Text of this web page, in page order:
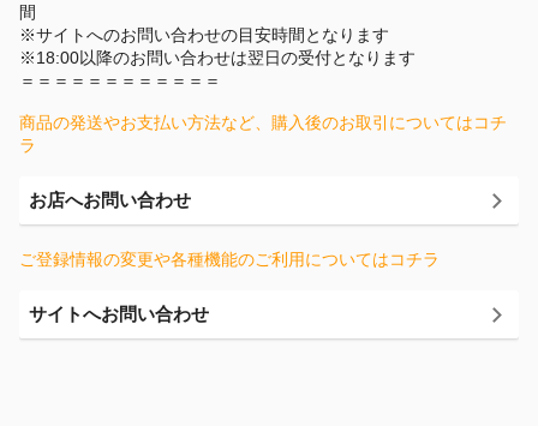
間
※サイトへのお問い合わせの目安時間となります
※18:00以降のお問い合わせは翌日の受付となります
＝＝＝＝＝＝＝＝＝＝＝＝
商品の発送やお支払い方法など、購入後のお取引についてはコチ
ラ
お店へお問い合わせ
ご登録情報の変更や各種機能のご利用についてはコチラ
サイトへお問い合わせ